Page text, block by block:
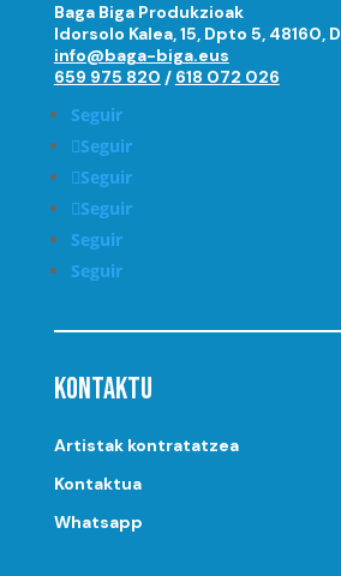
Baga Biga Produkzioak
Idorsolo Kalea, 15, Dpto 5, 48160,
info@baga-biga.eus
659 975 820 / 618 072 026
Seguir
Seguir
Seguir
Seguir
Seguir
Seguir
Kontaktu
Artistak kontratatzea
Kontaktua
Whatsapp